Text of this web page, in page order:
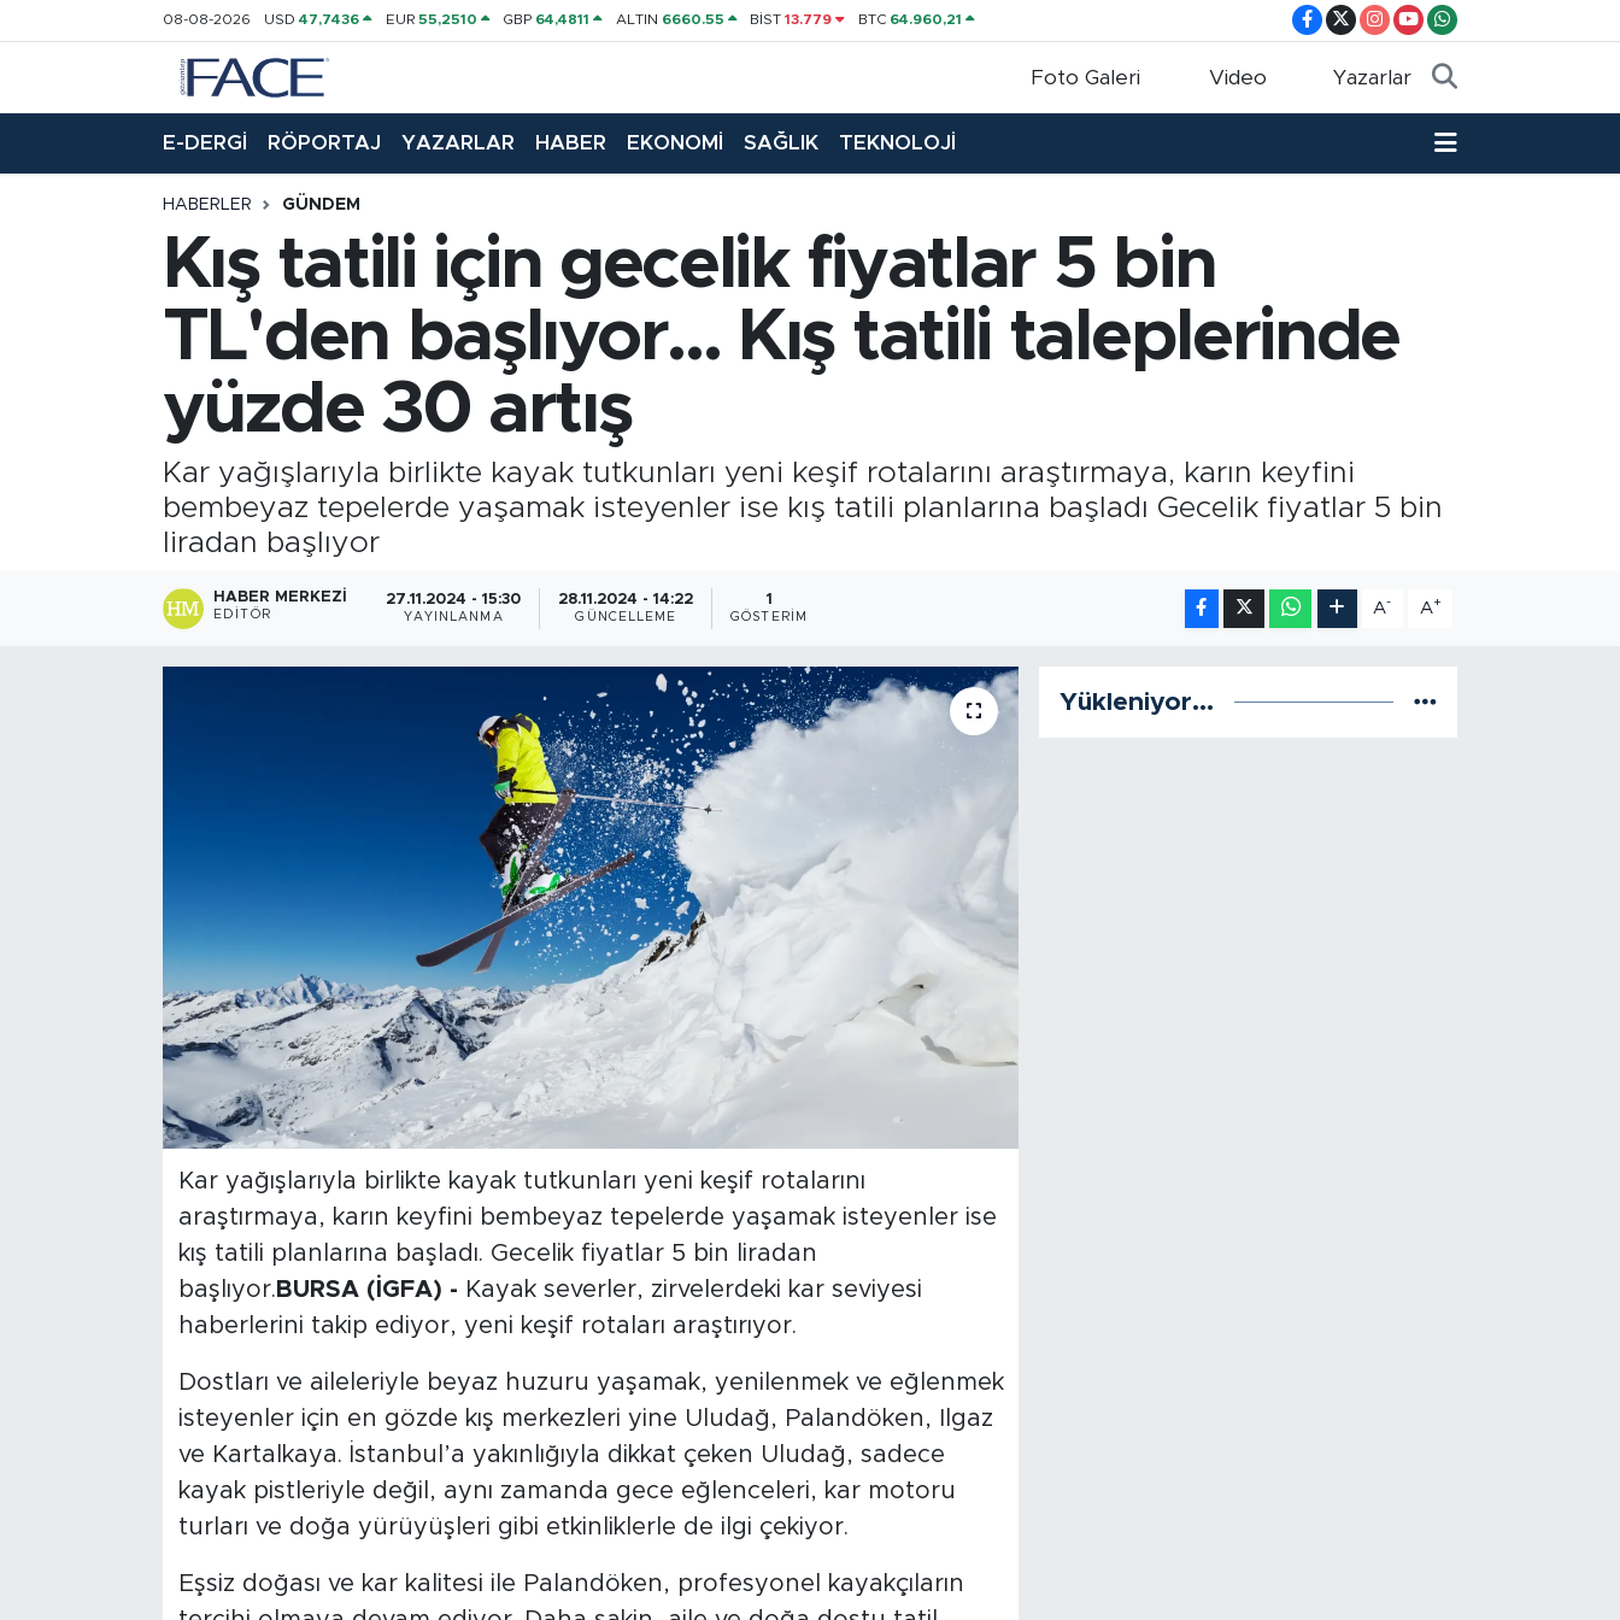
08-08-2026 USD47,7436 EUR 55,2510 GBP 64,4811 ALTIN 6660.55 BİST13.779 BTC 64.960,21
Foto Galeri Video Yazarlar
E-DERGİ RÖPORTAJ YAZARLAR HABER EKONOMİ SAĞLIK TEKNOLOJİ
HABERLER GÜNDEM
Kış tatili için gecelik fiyatlar 5 bin
TL'den başlıyor... Kış tatili taleplerinde
yüzde 30 artış
Kar yağışlarıyla birlikte kayak tutkunları yeni keşif rotalarını araştırmaya, karın keyfini
bembeyaz tepelerde yaşamak isteyenler ise kış tatili planlarına başladı Gecelik fiyatlar 5 bin
liradan başlıyor
HABER MERKEZI
EDITÖR
27.11.2024 - 15:30
YAYINLANMA
28.11.2024 - 14:22
GÜNCELLEME
1
GÖSTERIM
A- A+
Kar yağışlarıyla birlikte kayak tutkunları yeni keşif rotalarını
araştırmaya, karın keyfini bembeyaz tepelerde yaşamak isteyenler ise
kış tatili planlarına başladı. Gecelik fiyatlar 5 bin liradan
başlıyor. BURSA (İGFA) - Kayak severler, zirvelerdeki kar seviyesi
haberlerini takip ediyor, yeni keşif rotaları araştırıyor.
Dostları ve aileleriyle beyaz huzuru yaşamak, yenilenmek ve eğlenmek
isteyenler için en gözde kış merkezleri yine Uludağ, Palandöken, Ilgaz
ve Kartalkaya. İstanbul’a yakınlığıyla dikkat çeken Uludağ, sadece
kayak pistleriyle değil, aynı zamanda gece eğlenceleri, kar motoru
turları ve doğa yürüyüşleri gibi etkinliklerle de ilgi çekiyor.
Eşsiz doğası ve kar kalitesi ile Palandöken, profesyonel kayakçıların
Yükleniyor...
Nöbetçi Eczaneler
Hava Durumu
Trafik Durumu
Süper Lig Puan Durumu ve Fikstür
Son Dakika Haberleri
Haber Arşivi